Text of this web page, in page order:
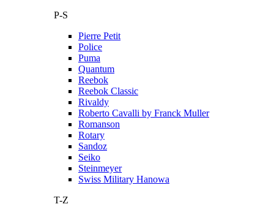
P-S
Pierre Petit
Police
Puma
Quantum
Reebok
Reebok Classic
Rivaldy
Roberto Cavalli by Franck Muller
Romanson
Rotary
Sandoz
Seiko
Steinmeyer
Swiss Military Hanowa
T-Z